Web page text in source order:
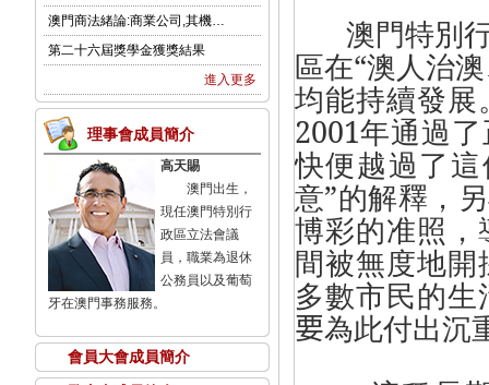
澳門商法緒論:商業公司,其機…
第二十六屆獎學金獲獎結果
進入更多
理事會成員簡介
高天賜
澳門出生，
現任澳門特別行
政區立法會議
員，職業為退休
公務員以及葡萄
牙在澳門事務服務。
會員大會成員簡介
澳門特別
區在“澳人治
均能持續發
2001年通過
快便越過了
意”的解釋，
博彩的准照
間被無度地
多數市民的
要為此付出沉